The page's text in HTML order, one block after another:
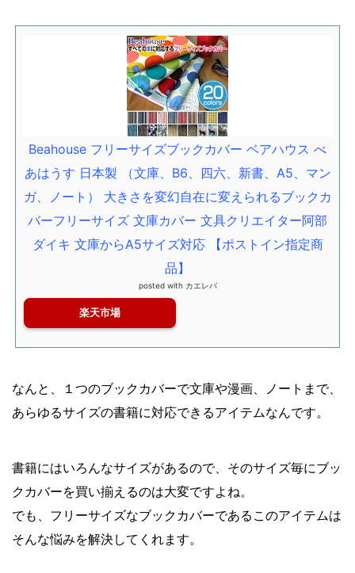
Beahouse フリーサイズブックカバー ベアハウス べ
あはうす 日本製 （文庫、B6、四六、新書、A5、マン
ガ、ノート） 大きさを変幻自在に変えられるブックカ
バーフリーサイズ 文庫カバー 文具クリエイター阿部
ダイキ 文庫からA5サイズ対応 【ポストイン指定商
品】
posted with カエレバ
楽天市場
なんと、１つのブックカバーで文庫や漫画、ノートまで、
あらゆるサイズの書籍に対応できるアイテムなんです。
書籍にはいろんなサイズがあるので、そのサイズ毎にブッ
クカバーを買い揃えるのは大変ですよね。
でも、フリーサイズなブックカバーであるこのアイテムは
そんな悩みを解決してくれます。